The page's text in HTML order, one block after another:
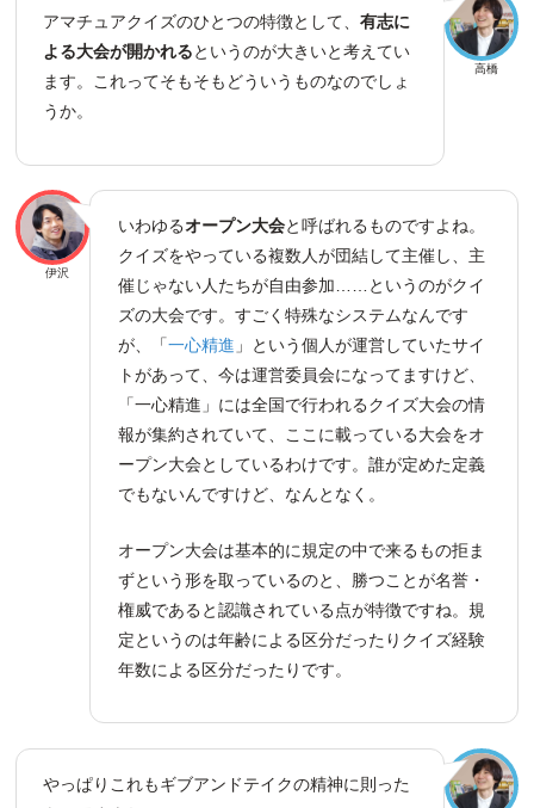
高橋
アマチュアクイズのひとつの特徴として、有志に
よる大会が開かれるというのが大きいと考えてい
ます。これってそもそもどういうものなのでしょ
うか。
伊沢
いわゆるオープン大会と呼ばれるものですよね。
クイズをやっている複数人が団結して主催し、主
催じゃない人たちが自由参加……というのがクイ
ズの大会です。すごく特殊なシステムなんです
が、「一心精進 」という個人が運営していたサイ
トがあって、今は運営委員会になってますけど、
「一心精進」には全国で行われるクイズ大会の情
報が集約されていて、ここに載っている大会をオ
ープン大会としているわけです。誰が定めた定義
でもないんですけど、なんとなく。
オープン大会は基本的に規定の中で来るもの拒ま
ずという形を取っているのと、勝つことが名誉・
権威であると認識されている点が特徴ですね。規
定というのは年齢による区分だったりクイズ経験
年数による区分だったりです。
やっぱりこれもギブアンドテイクの精神に則った